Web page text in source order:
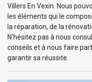
Villers En Vexin. Nous
les éléments qui le
la réparation, de la
N'hésitez pas à nous
conseils et à nous faire
garantir sa réussite.